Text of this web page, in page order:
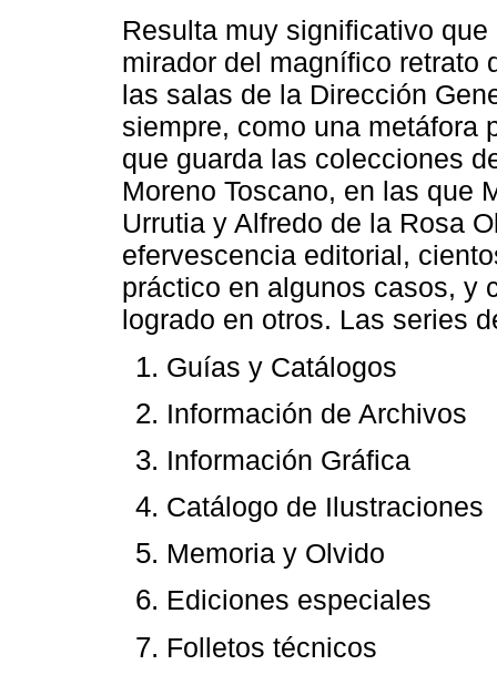
Resulta muy significativo
mirador del magnífico retrato
las salas de la Dirección
siempre, como una metáfora
que guarda las colecciones
Moreno Toscano, en las que
Urrutia y Alfredo de la Rosa
efervescencia editorial,
práctico en algunos casos, y
logrado en otros. Las series
Guías y Catálogos
Información de Archivos
Información Gráfica
Catálogo de Ilustraciones
Memoria y Olvido
Ediciones especiales
Folletos técnicos